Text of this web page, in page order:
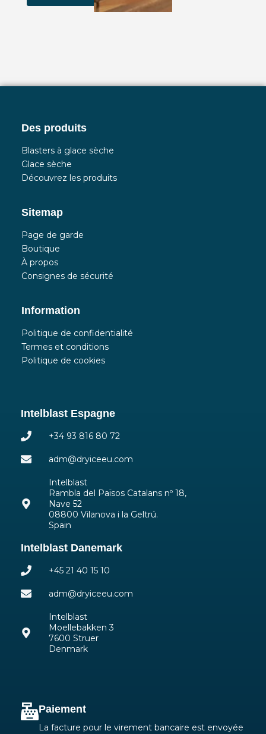
Des produits
Blasters à glace sèche
Glace sèche
Découvrez les produits
Sitemap
Page de garde
Boutique
À propos
Consignes de sécurité
Information
Politique de confidentialité
Termes et conditions
Politique de cookies
Intelblast Espagne
+34 93 816 80 72
adm@dryiceeu.com
Intelblast
Rambla del Països Catalans nº 18,
Nave 52
08800 Vilanova i la Geltrú.
Spain
Intelblast Danemark
+45 21 40 15 10
adm@dryiceeu.com
Intelblast
Moellebakken 3
7600 Struer
Denmark
Paiement
La facture pour le virement bancaire est envoyée